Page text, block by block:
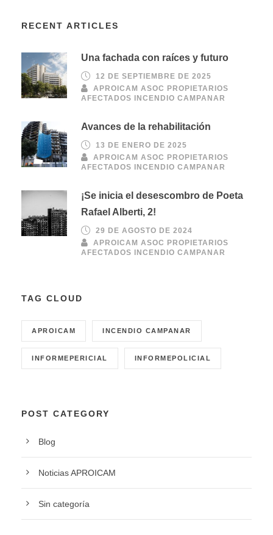
RECENT ARTICLES
Una fachada con raíces y futuro
12 DE SEPTIEMBRE DE 2025
APROICAM ASOC PROPIETARIOS
AFECTADOS INCENDIO CAMPANAR
Avances de la rehabilitación
13 DE ENERO DE 2025
APROICAM ASOC PROPIETARIOS
AFECTADOS INCENDIO CAMPANAR
¡Se inicia el desescombro de Poeta
Rafael Alberti, 2!
29 DE AGOSTO DE 2024
APROICAM ASOC PROPIETARIOS
AFECTADOS INCENDIO CAMPANAR
TAG CLOUD
APROICAM INCENDIO CAMPANAR
INFORMEPERICIAL INFORMEPOLICIAL
POST CATEGORY
Blog
Noticias APROICAM
Sin categoría